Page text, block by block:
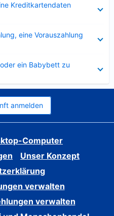
Kreditkartendaten
eine Vorauszahlung
ein Babybett zu
anmelden
Computer
Unser Konzept
verwalten
verwalten